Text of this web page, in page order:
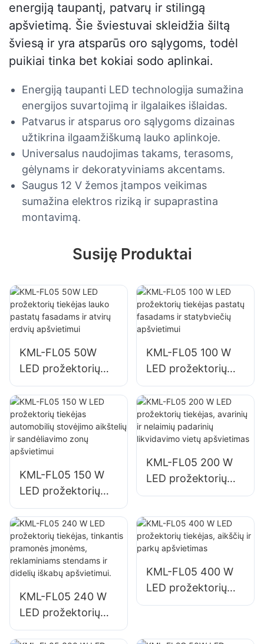
energiją taupantį, patvarų ir stilingą
apšvietimą. Šie šviestuvai skleidžia šiltą
šviesą ir yra atsparūs oro sąlygoms, todėl
puikiai tinka bet kokiai sodo aplinkai.
Energiją taupanti LED technologija sumažina
energijos suvartojimą ir ilgalaikes išlaidas.
Patvarus ir atsparus oro sąlygoms dizainas
užtikrina ilgaamžiškumą lauko aplinkoje.
Universalus naudojimas takams, terasoms,
gėlynams ir dekoratyviniams akcentams.
Saugus 12 V žemos įtampos veikimas
sumažina elektros riziką ir supaprastina
montavimą.
Susiję Produktai
KML-FL05 50W
LED prožektorių
tiekėjas lauko
pastatų fasadams ir
atvirų erdvių
apšvietimui
KML-FL05 100 W
LED prožektorių
tiekėjas pastatų
fasadams ir
statybviečių
apšvietimui
KML-FL05 150 W
LED prožektorių
tiekėjas automobilių
stovėjimo aikštelių
ir sandėliavimo
zonų apšvietimui
KML-FL05 200 W
LED prožektorių
tiekėjas, avarinių ir
likvidavimo vietų
apšvietimas
KML-FL05 240 W
LED prožektorių
tiekėjas, tinkantis
KML-FL05 400 W
LED prožektorių
tiekėjas, aikščių ir